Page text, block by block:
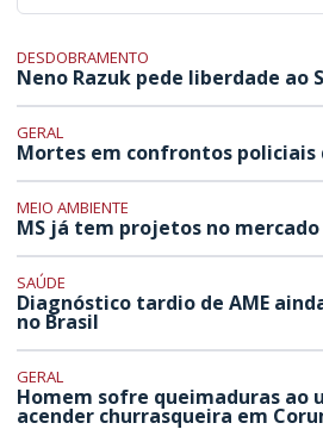
DESDOBRAMENTO
Neno Razuk pede liberdade ao
GERAL
Mortes em confrontos policiais
MEIO AMBIENTE
MS já tem projetos no
SAÚDE
Diagnóstico tardio de AME
no Brasil
GERAL
Homem sofre queimaduras ao
acender churrasqueira em